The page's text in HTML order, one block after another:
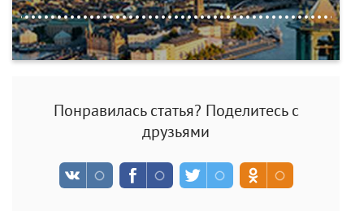
Понравилась статья? Поделитесь с
друзьями